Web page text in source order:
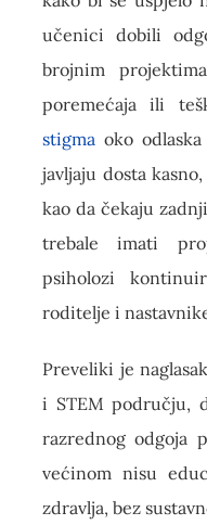
učenici dobili
brojnim
poremećaja ili
stigmaoko odlaska
javljaju dosta
kao da čekaju
trebale imati
psiholozi
roditelje i
Preveliki je
i STEM području,
razrednog odgoja
većinom nisu
zdravlja, bez